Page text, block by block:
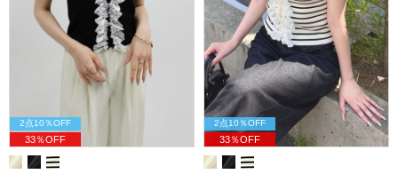
2点10％OFF
33％OFF
2点10％OFF
33％OFF